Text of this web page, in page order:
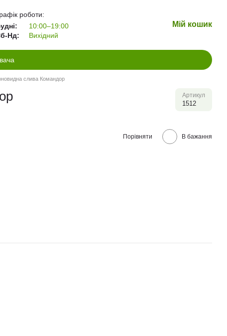
роботи:
10:00–19:00
Нд:
Вихідний
Мій кошик
слива Командор
Артикул
1512
Порівняти В бажання